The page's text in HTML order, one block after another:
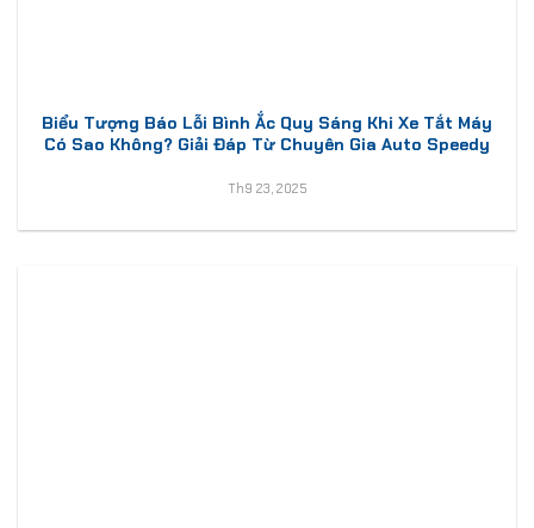
Biểu Tượng Báo Lỗi Bình Ắc Quy Sáng Khi Xe Tắt Máy
Có Sao Không? Giải Đáp Từ Chuyên Gia Auto Speedy
Th9 23, 2025